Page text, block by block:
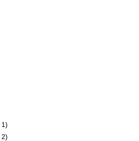
1)
2)